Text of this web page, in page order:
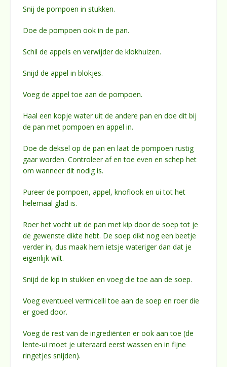
Snij de pompoen in stukken.
Doe de pompoen ook in de pan.
Schil de appels en verwijder de klokhuizen.
Snijd de appel in blokjes.
Voeg de appel toe aan de pompoen.
Haal een kopje water uit de andere pan en doe dit bij
de pan met pompoen en appel in.
Doe de deksel op de pan en laat de pompoen rustig
gaar worden. Controleer af en toe even en schep het
om wanneer dit nodig is.
Pureer de pompoen, appel, knoflook en ui tot het
helemaal glad is.
Roer het vocht uit de pan met kip door de soep tot je
de gewenste dikte hebt. De soep dikt nog een beetje
verder in, dus maak hem ietsje wateriger dan dat je
eigenlijk wilt.
Snijd de kip in stukken en voeg die toe aan de soep.
Voeg eventueel vermicelli toe aan de soep en roer die
er goed door.
Voeg de rest van de ingrediënten er ook aan toe (de
lente-ui moet je uiteraard eerst wassen en in fijne
ringetjes snijden).